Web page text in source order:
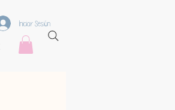
Iniciar Sesión